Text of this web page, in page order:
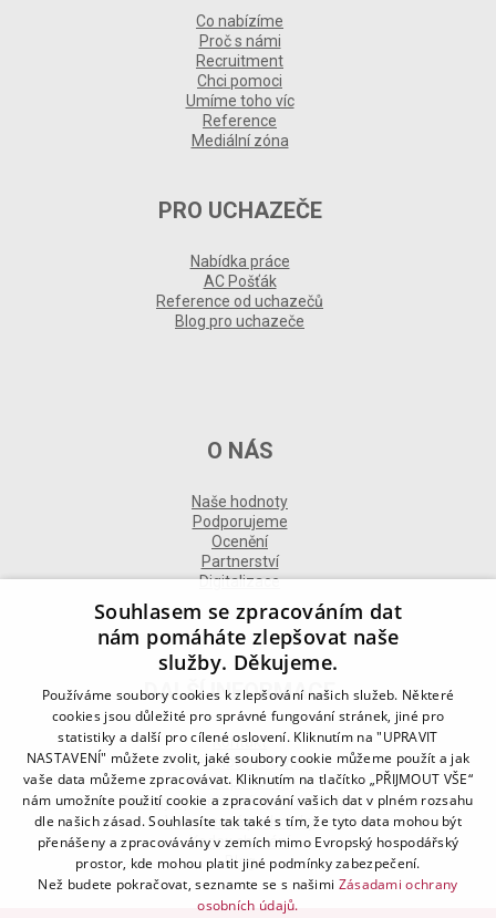
Co nabízíme
Proč s námi
Recruitment
Chci pomoci
Umíme toho víc
Reference
Mediální zóna
PRO UCHAZEČE
Nabídka práce
AC Pošťák
Reference od uchazečů
Blog pro uchazeče
O NÁS
Naše hodnoty
Podporujeme
Ocenění
Partnerství
Digitalizace
DALŠÍ INFORMACE
Kontakt
Naše odborné divize
Naše pobočky
Zásady zpracování osobních údajů
Všeobecné podmínky
Kodex chování
Blog
Souhlasem se zpracováním dat
nám pomáháte zlepšovat naše
služby. Děkujeme.
Používáme soubory cookies k zlepšování našich služeb. Některé
cookies jsou důležité pro správné fungování stránek, jiné pro
statistiky a další pro cílené oslovení. Kliknutím na "UPRAVIT
NASTAVENÍ" můžete zvolit, jaké soubory cookie můžeme použít a jak
vaše data můžeme zpracovávat. Kliknutím na tlačítko „PŘIJMOUT VŠE“
nám umožníte použití cookie a zpracování vašich dat v plném rozsahu
dle našich zásad. Souhlasíte tak také s tím, že tyto data mohou být
přenášeny a zpracovávány v zemích mimo Evropský hospodářský
prostor, kde mohou platit jiné podmínky zabezpečení.
Než budete pokračovat, seznamte se s našimi Zásadami ochrany
osobních údajů.